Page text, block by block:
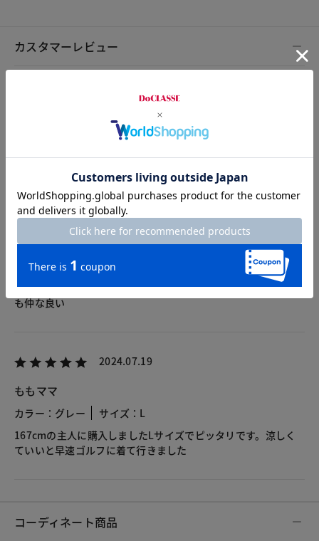
カスタマーレビュー
2レビュー
2025.11.29
シニアラガー木場ウォーク 身長175cm 体型普通
カラー：ベージュ
サイズ：M
ダブ付かず、ゆったり感あり。機能性に優れており、デザイン
も仲な良い
2024.07.19
ももママ
カラー：グレー
サイズ：L
167cmの主人に購入しましたLサイズでピッタリです。涼しく
ていいと早速ゴルフに着て行きました
コーディネート商品